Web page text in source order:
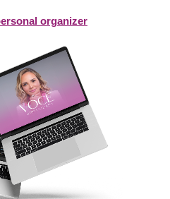
organizer